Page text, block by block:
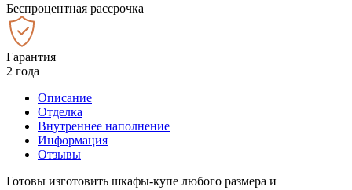
Беспроцентная рассрочка
Гарантия
2 года
Описание
Отделка
Внутреннее наполнение
Информация
Отзывы
Готовы изготовить шкафы-купе любого размера и